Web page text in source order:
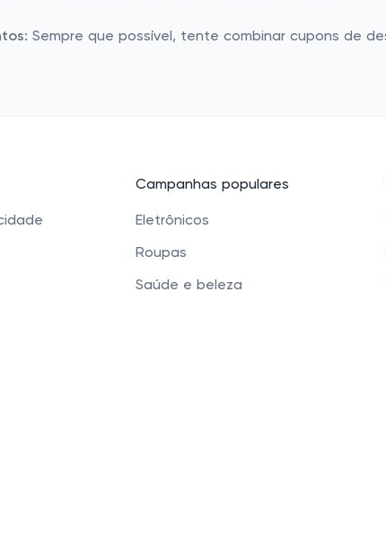
Sempre que possível, tente combinar cupons de
Campanhas populares
Eletrônicos
Roupas
Saúde e beleza